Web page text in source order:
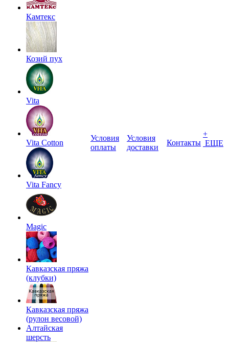
Камтекс
Козий пух
Vita
Vita Cotton
Vita Fancy
Magic
Кавказская пряжа
(клубки)
Кавказская пряжа
(рулон весовой)
Алтайская
шерсть
Условия
оплаты
Условия
доставки
Контакты
+
ЕЩЕ